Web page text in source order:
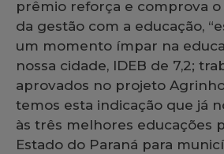
prêmio reforça e comprova
da gestão com a educação,
um momento ímpar na
nossa cidade, IDEB de 7,2;
aprovados no projeto
temos esta indicação que já
às três melhores educações
Estado do Paraná para